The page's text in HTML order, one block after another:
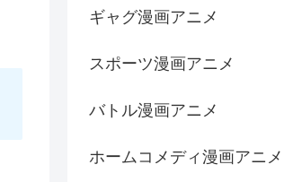
ギャグ漫画アニメ
スポーツ漫画アニメ
バトル漫画アニメ
ホームコメディ漫画アニメ